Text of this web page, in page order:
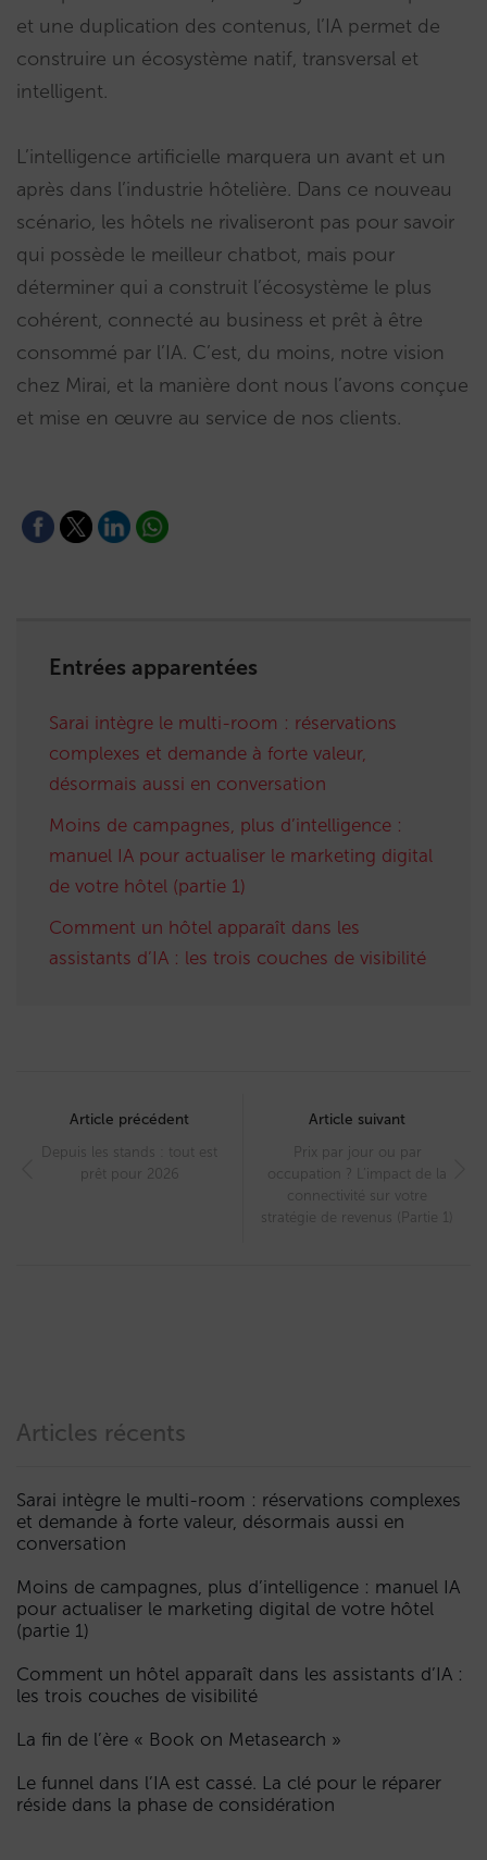
et une duplication des contenus, l’IA permet de
construire un écosystème natif, transversal et
intelligent.
L’intelligence artificielle marquera un avant et un
après dans l’industrie hôtelière. Dans ce nouveau
scénario, les hôtels ne rivaliseront pas pour savoir
qui possède le meilleur chatbot, mais pour
déterminer qui a construit l’écosystème le plus
cohérent, connecté au business et prêt à être
consommé par l’IA. C’est, du moins, notre vision
chez Mirai, et la manière dont nous l’avons conçue
et mise en œuvre au service de nos clients.
Entrées apparentées
Sarai intègre le multi-room : réservations
complexes et demande à forte valeur,
désormais aussi en conversation
Moins de campagnes, plus d’intelligence :
manuel IA pour actualiser le marketing digital
de votre hôtel (partie 1)
Comment un hôtel apparaît dans les
assistants d’IA : les trois couches de visibilité
navigation
Article précédent
Depuis les stands : tout est
prêt pour 2026
Article suivant
Prix par jour ou par
occupation ? L’impact de la
connectivité sur votre
stratégie de revenus (Partie 1)
Articles récents
Sarai intègre le multi-room : réservations complexes
et demande à forte valeur, désormais aussi en
conversation
Moins de campagnes, plus d’intelligence : manuel IA
pour actualiser le marketing digital de votre hôtel
(partie 1)
Comment un hôtel apparaît dans les assistants d’IA :
les trois couches de visibilité
La fin de l’ère « Book on Metasearch »
Le funnel dans l’IA est cassé. La clé pour le réparer
réside dans la phase de considération